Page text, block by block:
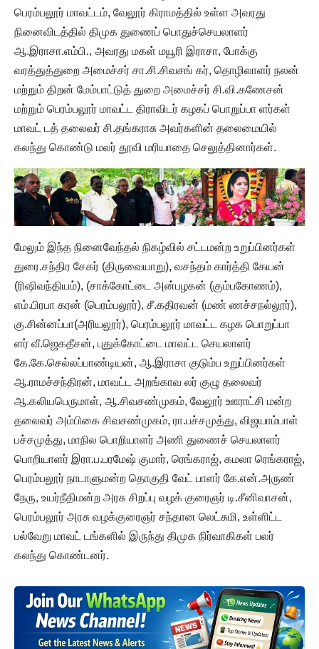
பெரம்பலூர் மாவட்டம், வேலூர் கிராமத்தில் உள்ள அவரது
நினைவிடத்தில் திமுக துணைப் பொதுச்செயலாளர்
ஆ.இராசா.எம்பி., அவரது மகள் மயூரி இராசா, போக்கு
வரத்துத்துறை அமைச்சர் சா.சி.சிவசங் கர், தொழிலாளர் நலன்
மற்றும் திறன் மேம்பாட்டுத் துறை அமைச்சர் சி.வி.கணேசன்
மற்றும் பெரம்பலூர் மாவட்ட திராவிடர் கழகப் பொறுப்பா ளர்கள்
மாவட் டத் தலைவர் சி.தங்கராசு அவர்களின் தலைமையில்
கலந்து கொண்டு மலர் தூவி மரியாதை செலுத்தினார்கள்.
மேலும் இந்த நினைவேந்தல் நிகழ்வில் சட்டமன்ற உறுப்பினர்கள்
துரை.சந்திர சேகர் (திருவையாறு), வசந்தம் கார்த்தி கேயன்
(ரிஷிவந்தியம்), (சாக்கோட்டை அன்பழகன் (கும்பகோணம்),
எம்.பிரபா கரன் (பெரம்பலூர்), சீ.கதிரவன் (மண் ணச்சநல்லூர்),
கு.சின்னப்பா(அரியலூர்), பெரம்பலூர் மாவட்ட கழக பொறுப்பா
ளர் வீ.ஜெகதீசன், புதுக்கோட்டை மாவட்ட செயலாளர்
கே.கே.செல்லப்பாண்டியன், ஆ.இராசா குடும்ப உறுப்பினர்கள்
ஆ.ராமச்சந்திரன், மாவட்ட அறங்காவ லர் குழு தலைவர்
ஆ.கலியபெருமாள், ஆ.சிவசண்முகம், வேலூர் ஊராட்சி மன்ற
தலைவர் அம்பிகை சிவசண்முகம், ரா.பச்சமுத்து, விஜயாம்பாள்
பச்சமுத்து, மாநில பொறியாளர் அணி துணைச் செயலாளர்
பொறியாளர் இரா.ப.பரமேஷ் குமார், ரெங்கராஜ், கமலா ரெங்கராஜ்,
பெரம்பலூர் நாடாளுமன்ற தொகுதி வேட் பாளர் கே.என்.அருண்
நேரு, உயர்நீதிமன்ற அரசு சிறப்பு வழக் குரைஞர் டி.சீனிவாசன்,
பெரம்பலூர் அரசு வழக்குரைஞர் சந்தான லெட்சுமி, உள்ளிட்ட
பல்வேறு மாவட் டங்களில் இருந்து திமுக நிர்வாகிகள் பலர்
கலந்து கொண்டனர்.